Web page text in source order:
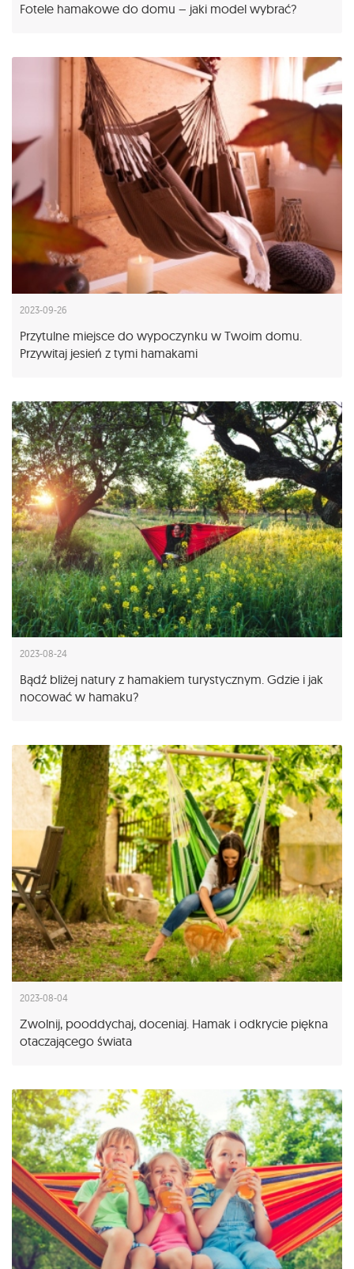
Fotele hamakowe do domu – jaki model wybrać?
2023-09-26
Przytulne miejsce do wypoczynku w Twoim domu.
Przywitaj jesień z tymi hamakami
2023-08-24
Bądź bliżej natury z hamakiem turystycznym. Gdzie i jak
nocować w hamaku?
2023-08-04
Zwolnij, pooddychaj, doceniaj. Hamak i odkrycie piękna
otaczającego świata